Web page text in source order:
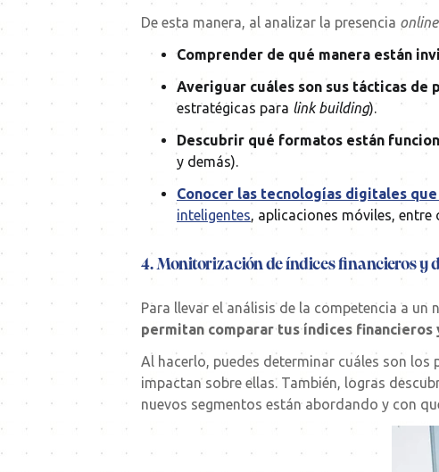
De esta manera, al analizar la presencia online
Comprender de qué manera están
Averiguar cuáles son sus tácticas de
estratégicas para link building).
Descubrir qué formatos están
y demás).
Conocer las tecnologías digitales
inteligentes, aplicaciones móviles, entre
4. Monitorización de índices financieros y
Para llevar el análisis de la competencia a un
permitan comparar tus índices
Al hacerlo, puedes determinar cuáles son
impactan sobre ellas. También, logras
nuevos segmentos están abordando y con